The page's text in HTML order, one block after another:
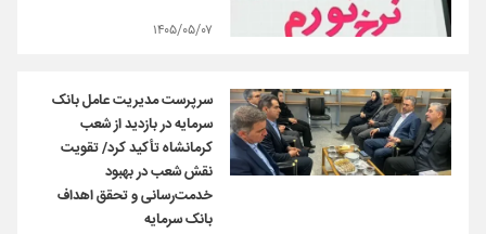
۱۴۰۵/۰۵/۰۷
سرپرست مدیریت عامل بانک
سرمایه در بازدید از شعب
کرمانشاه تأکید کرد/ تقویت
نقش شعب در بهبود
خدمت‌رسانی و تحقق اهداف
بانک سرمایه